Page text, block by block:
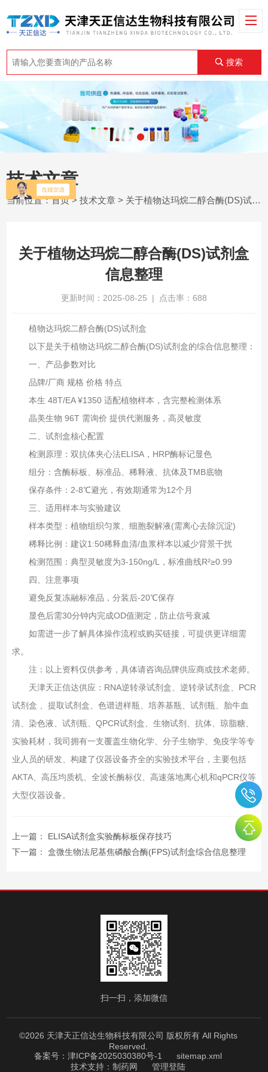
搜索
技术文章
当前位置：首页>技术文章 > 关于植物达玛烷二醇合酶(DS)试剂盒信息整理
关于植物达玛烷二醇合酶(DS)试剂盒
信息整理
更新时间：2025-08-25 | 点击率：688
植物达玛烷二醇合酶(DS)试剂盒
以下是关于植物达玛烷二醇合酶(DS)试剂盒的综合信息整理：
一、产品参数对比‌
品牌/厂商‌ ‌规格‌ ‌价格‌ ‌特点‌
本生 48T/EA ¥1350 适配植物样本，含完整检测体系‌
晶美生物 96T 需询价 提供代测服务，高灵敏度‌
二、试剂盒核心配置‌
检测原理‌：双抗体夹心法ELISA，HRP酶标记显色‌
组分‌：含酶标板、标准品、稀释液、抗体及TMB底物‌
保存条件‌：2-8℃避光，有效期通常为12个月‌
三、适用样本与实验建议‌
样本类型‌：植物组织匀浆、细胞裂解液(需离心去除沉淀)‌
稀释比例‌：建议1:50稀释血清/血浆样本以减少背景干扰‌
检测范围‌：典型灵敏度为3-150ng/L，标准曲线R²≥0.99‌
四、注意事项‌
避免反复冻融标准品，分装后-20℃保存‌
显色后需30分钟内完成OD值测定，防止信号衰减‌
如需进一步了解具体操作流程或购买链接，可提供更详细需
求。
注：以上资料仅供参考，具体请咨询品牌供应商或技术老师。
天津天正信达供应：RNA逆转录试剂盒、逆转录试剂盒、PCR
试剂盒 、提取试剂盒、色谱进样瓶、培养基瓶、试剂瓶、胎牛血
清、染色液、试剂瓶、QPCR试剂盒、生物试剂、抗体、琼脂糖、
实验耗材，我司拥有一支覆盖生物化学、分子生物学、免疫学等专
业人员的研发、构建了仪器设备齐全的实验技术平台，主要包括
AKTA、高压均质机、全波长酶标仪、高速落地离心机和qPCR仪等
大型仪器设备。
上一篇： ELISA试剂盒实验酶标板保存技巧
下一篇： 盒微生物法尼基焦磷酸合酶(FPS)试剂盒综合信息整理
扫一扫，添加微信
©2026 天津天正信达生物科技有限公司 版权所有 All Rights
Reserved.
备案号：津ICP备2025030380号-1
sitemap.xml
技术支持： 制药网 管理登陆